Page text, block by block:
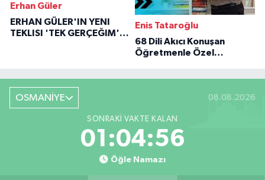
Erhan Güler
ERHAN GÜLER'IN YENI
TEKLISI 'TEK GERÇEĞIM'LE
Enis Tataroğlu
68 Dili Akıcı Konuşan
Öğretmenle Özel
OSMANİYE 08.08.2026
SONRAKI VAKTE KALAN
01:04:55
Öğle Namazı